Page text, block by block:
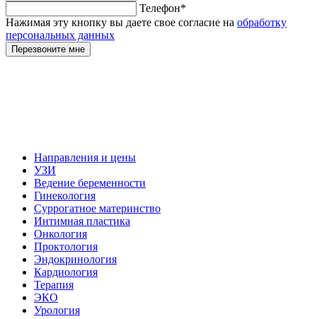
Телефон*
Нажимая эту кнопку вы даете свое согласие на обработку
персональных данных
Перезвоните мне
Направления и цены
УЗИ
Ведение беременности
Гинекология
Суррогатное материнство
Интимная пластика
Онкология
Проктология
Эндокринология
Кардиология
Терапия
ЭКО
Урология